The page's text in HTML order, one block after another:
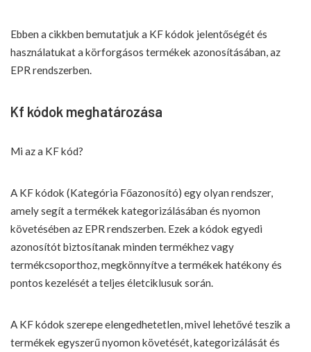
Ebben a cikkben bemutatjuk a KF kódok jelentőségét és
használatukat a körforgásos termékek azonosításában, az
EPR rendszerben.
Kf kódok meghatározása
Mi az a KF kód?
A KF kódok (Kategória Főazonosító) egy olyan rendszer,
amely segít a termékek kategorizálásában és nyomon
követésében az EPR rendszerben. Ezek a kódok egyedi
azonosítót biztosítanak minden termékhez vagy
termékcsoporthoz, megkönnyítve a termékek hatékony és
pontos kezelését a teljes életciklusuk során.
A KF kódok szerepe elengedhetetlen, mivel lehetővé teszik a
termékek egyszerű nyomon követését, kategorizálását és